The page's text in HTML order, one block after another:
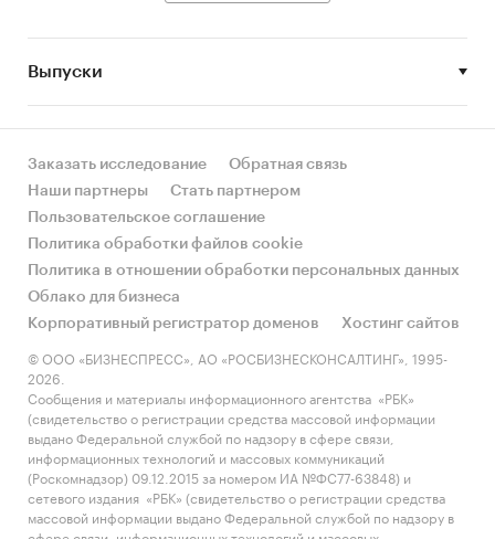
регионами России?
• Рынок растет или снижается? Если растет, то
за счет реального спроса или за счет
динамикой других регионов?
• Какое место регион занимает в России и в
своем федеральном округе по объему продаж
и по продажам на душу населения?
• К какому сегменту можно отнести рынок по
размеру и темпом роста (малый/крупный, с
опережающей динамикой/с отстающей
динамикой) в стратегической перспективе и в
текущей ситуации? Меняются ли позиции
региона с течением времени?
• Насколько рынок насыщен и какой у региона
потенциал роста, если сравнить его с
регионами со схожими доходами, со схожей
Выпуски
Заказать исследование
Обратная связь
Наши партнеры
Стать партнером
Пользовательское соглашение
Политика обработки файлов cookie
Политика в отношении обработки персональных данных
Облако для бизнеса
Корпоративный регистратор доменов
Хостинг сайтов
© ООО «БИЗНЕСПРЕСС», АО «РОСБИЗНЕСКОНСАЛТИНГ», 1995-
2026.
Сообщения и материалы информационного агентства «РБК»
(свидетельство о регистрации средства массовой информации
выдано Федеральной службой по надзору в сфере связи,
информационных технологий и массовых коммуникаций
(Роскомнадзор) 09.12.2015 за номером ИА №ФС77-63848) и
сетевого издания «РБК» (свидетельство о регистрации средства
массовой информации выдано Федеральной службой по надзору в